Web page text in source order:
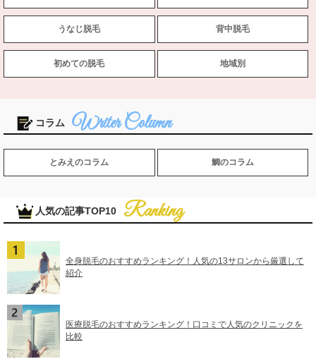
うなじ脱毛 背中脱毛
初めての脱毛 地域別
コラム
とみえのコラム 鯛のコラム
人気の記事TOP10
全身脱毛のおすすめランキング！人気の13サロンから厳選して
紹介
医療脱毛のおすすめランキング！口コミで人気のクリニックを
比較